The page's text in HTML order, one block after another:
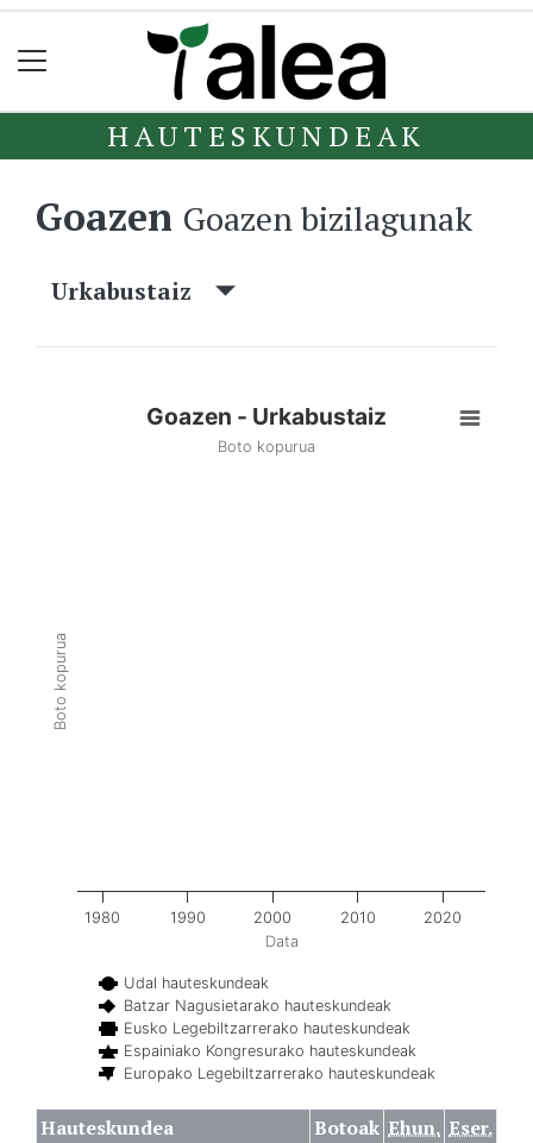
HAUTESKUNDEAK
Goazen Goazen bizilagunak
Urkabustaiz
Data
Boto kopurua
Goazen - Urkabustaiz
Boto kopurua
Udal hauteskundeak
Batzar Nagusietarako hauteskundeak
Eusko Legebiltzarrerako hauteskundeak
Espainiako Kongresurako hauteskundeak
Europako Legebiltzarrerako hauteskundeak
1980 1990 2000 2010 2020
Hauteskundea Botoak Ehun. Eser.